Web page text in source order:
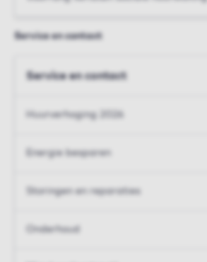
Service en contact
Service en contact
Huurverhoging 2026
Energie besparen
Storingen en reparaties
Onderhoud